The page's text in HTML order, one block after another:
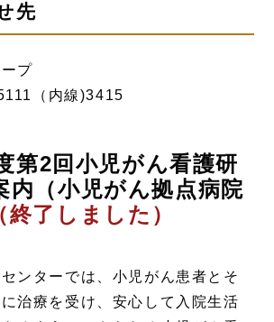
先
ープ
（内線)3415
第2回小児がん看護研
内（小児がん拠点病院
終了しました）
ンターでは、小児がん患者とそ
治療を受け、安心して入院生活